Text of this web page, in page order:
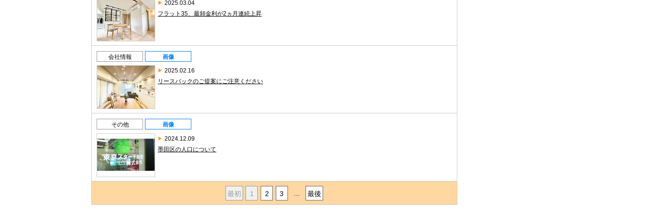
2025.03.04
フラット35、最頻金利が2ヵ月連続上昇
会社情報 画像
2025.02.16
リースバックのご提案にご注意ください
その他 画像
2024.12.09
墨田区の人口について
最初 1 2 3 最後